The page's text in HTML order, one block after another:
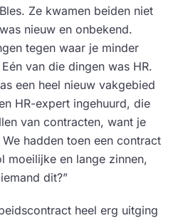
Ze kwamen beiden niet
nieuw en onbekend.
tegen waar je minder
van die dingen was HR.
een heel nieuw vakgebied
HR-expert ingehuurd, die
van contracten, want je
hadden toen een contract
moeilijke en lange zinnen,
dit?”
heel erg uitging